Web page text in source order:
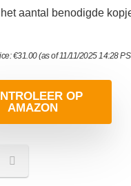
aantal benodigde
€31.00(as of 11/11/2025 14:28
OP
AMAZON